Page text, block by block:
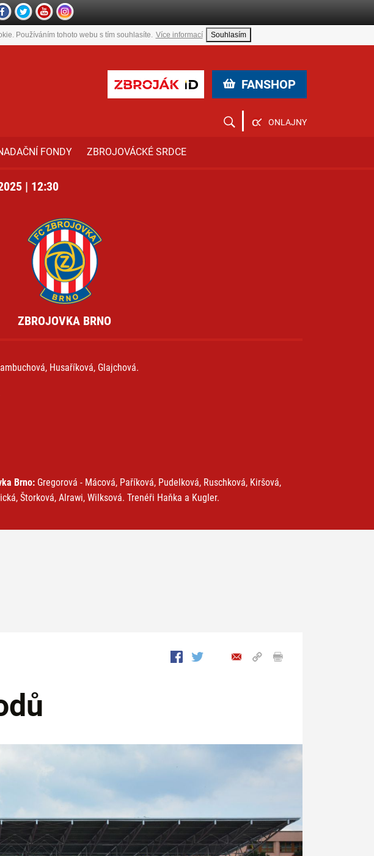
Používáním tohoto webu s tím souhlasíte. Více informací Souhlasím
FANSHOP
ONLAJNY
FONDY ZBROJOVÁCKÉ SRDCE
| 12:30
ZBROJOVKA BRNO
Husaříková, Glajchová.
Brno: Gregorová - Mácová, Paříková, Pudelková, Ruschková, Kiršová,
Štorková, Alrawi, Wilksová. Trenéři Haňka a Kugler.